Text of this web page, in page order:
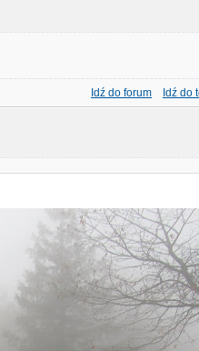
Idź do forum Idź do